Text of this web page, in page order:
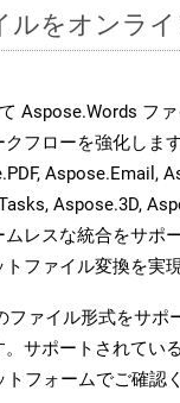
ルをオンラ
Aspose.Words フ
フローを強化しま
Aspose.Email,
Aspose.3D,
レスな統合をサポ
ファイル変換を実現
ファイル形式をサポ
サポートされてい
トフォームでご確認